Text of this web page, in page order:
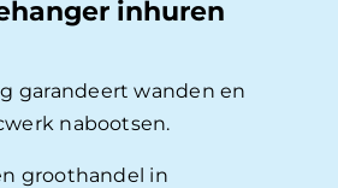
inhuren
garandeert wanden en
nabootsen.
groothandel in